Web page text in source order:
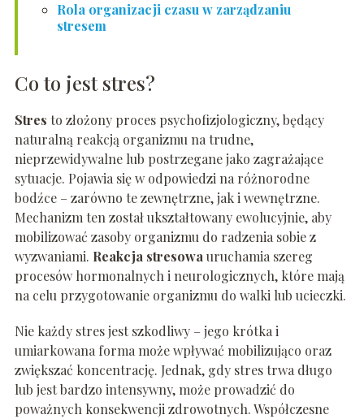
Rola organizacji czasu w zarządzaniu
stresem
Co to jest stres?
Stres to złożony proces psychofizjologiczny, będący
naturalną reakcją organizmu na trudne,
nieprzewidywalne lub postrzegane jako zagrażające
sytuacje. Pojawia się w odpowiedzi na różnorodne
bodźce – zarówno te zewnętrzne, jak i wewnętrzne.
Mechanizm ten został ukształtowany ewolucyjnie, aby
mobilizować zasoby organizmu do radzenia sobie z
wyzwaniami. Reakcja stresowauruchamia szereg
procesów hormonalnych i neurologicznych, które mają
na celu przygotowanie organizmu do walki lub ucieczki.
Nie każdy stres jest szkodliwy – jego krótka i
umiarkowana forma może wpływać mobilizująco oraz
zwiększać koncentrację. Jednak, gdy stres trwa długo
lub jest bardzo intensywny, może prowadzić do
poważnych konsekwencji zdrowotnych. Współczesne